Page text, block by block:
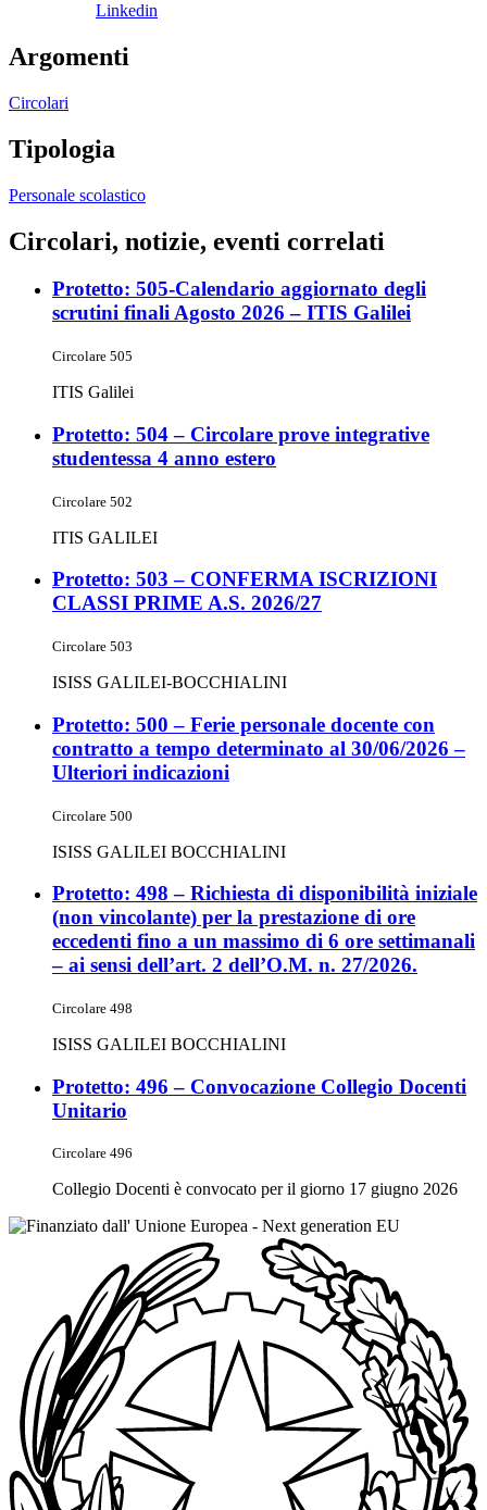
Linkedin
Argomenti
Circolari
Tipologia
Personale scolastico
Circolari, notizie, eventi correlati
Protetto: 505-Calendario aggiornato degli
scrutini finali Agosto 2026 – ITIS Galilei
Circolare 505
ITIS Galilei
Protetto: 504 – Circolare prove integrative
studentessa 4 anno estero
Circolare 502
ITIS GALILEI
Protetto: 503 – CONFERMA ISCRIZIONI
CLASSI PRIME A.S. 2026/27
Circolare 503
ISISS GALILEI-BOCCHIALINI
Protetto: 500 – Ferie personale docente con
contratto a tempo determinato al 30/06/2026 –
Ulteriori indicazioni
Circolare 500
ISISS GALILEI BOCCHIALINI
Protetto: 498 – Richiesta di disponibilità iniziale
(non vincolante) per la prestazione di ore
eccedenti fino a un massimo di 6 ore settimanali
– ai sensi dell’art. 2 dell’O.M. n. 27/2026.
Circolare 498
ISISS GALILEI BOCCHIALINI
Protetto: 496 – Convocazione Collegio Docenti
Unitario
Circolare 496
Collegio Docenti è convocato per il giorno 17 giugno 2026